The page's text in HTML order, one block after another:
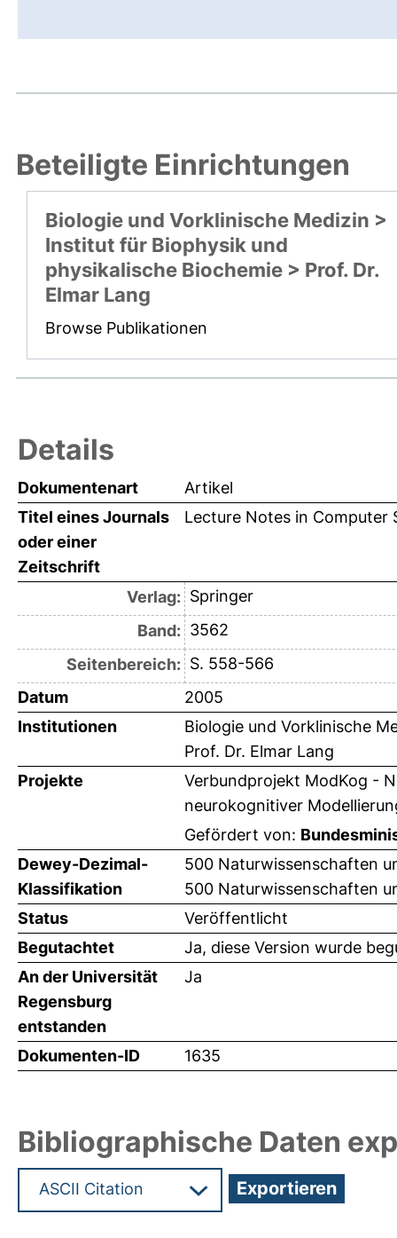
Beteiligte Einrichtungen
Biologie und Vorklinische Medizin >
Institut für Biophysik und
physikalische Biochemie > Prof. Dr.
Elmar Lang
Browse Publikationen
Details
Dokumentenart
Artikel
Titel eines Journals
oder einer
Zeitschrift
Lecture Notes in Computer
Verlag: Springer
Band: 3562
Seitenbereich: S. 558-566
Datum
2005
Institutionen
Biologie und Vorklinische
Prof. Dr. Elmar Lang
Projekte
Verbundprojekt ModKog -
neurokognitiver
Gefördert von:
Dewey-Dezimal-
Klassifikation
500 Naturwissenschaften
500 Naturwissenschaften
Status
Veröffentlicht
Begutachtet
Ja, diese Version wurde
An der Universität
Regensburg
entstanden
Ja
Dokumenten-ID 1635
Bibliographische Daten